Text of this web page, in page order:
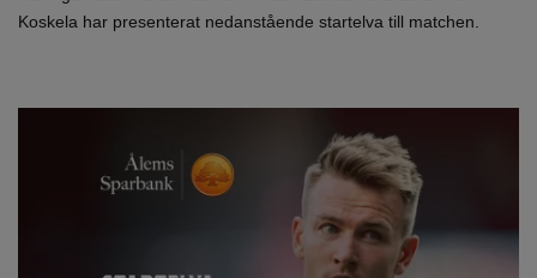
Koskela har presenterat nedanstående startelva till matchen.